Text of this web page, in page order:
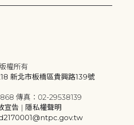
權所有
新北市板橋區貴興路139號
傳真：02-29538139
宣告 | 隱私權聲明